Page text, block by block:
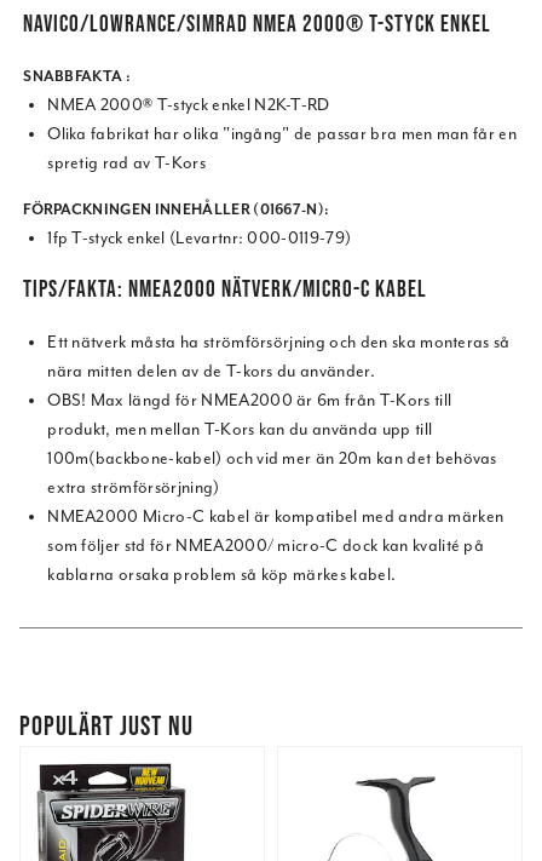
NAVICO/LOWRANCE/SIMRAD NMEA 2000® T-STYCK ENKEL
SNABBFAKTA :
NMEA 2000® T-styck enkel N2K-T-RD
Olika fabrikat har olika "ingång" de passar bra men man får en
spretig rad av T-Kors
FÖRPACKNINGEN INNEHÅLLER (01667-N):
1fp T-styck enkel (Levartnr: 000-0119-79)
TIPS/FAKTA: NMEA2000 NÄTVERK/MICRO-C KABEL
Ett nätverk måsta ha strömförsörjning och den ska monteras så
nära mitten delen av de T-kors du använder.
OBS! Max längd för NMEA2000 är 6m från T-Kors till
produkt, men mellan T-Kors kan du använda upp till
100m(backbone-kabel) och vid mer än 20m kan det behövas
extra strömförsörjning)
NMEA2000 Micro-C kabel är kompatibel med andra märken
som följer std för NMEA2000/ micro-C dock kan kvalité på
kablarna orsaka problem så köp märkes kabel.
POPULÄRT JUST NU